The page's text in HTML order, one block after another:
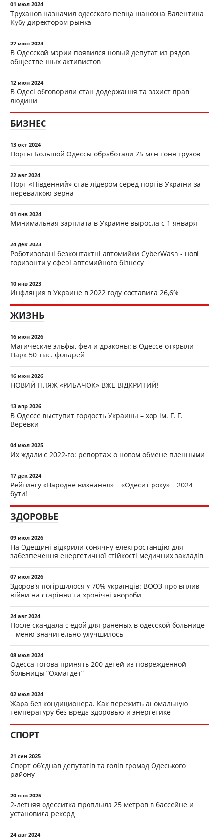
01 июл 2024
Труханов назначил одесского певца шансона Валентина
Кубу директором рынка
27 июн 2024
В Одесской мэрии появился новый депутат из рядов
общественных активистов
12 июн 2024
В Одесі обговорили стан додержання та захист прав
людини
БИЗНЕС
13 окт 2024
Порты Большой Одессы обработали 75 млн тонн грузов
22 авг 2024
Порт «Південний» став лідером серед портів України за
перевалкою зерна
01 янв 2024
Минимальная зарплата в Украине выросла с 1 января
24 дек 2023
Роботизовані безконтактні автомийки CyberWash - нові
горизонти у сфері автомийного бізнесу
10 янв 2023
Инфляция в Украине в 2022 году составила 26,6%
ЖИЗНЬ
16 июн 2026
Магические эльфы, феи и драконы: в Одессе открыли
Парк 50 тыс. фонарей
16 июн 2026
НОВИЙ ПЛЯЖ «РИБАЧОК» ВЖЕ ВІДКРИТИЙ!
13 апр 2026
В Одессе выступит гордость Украины – хор ім. Г. Г.
Верёвки
04 июл 2025
Их ждали с 2022-го: репортаж о новом обмене пленными
17 дек 2024
Рейтингу «Народне визнання» – «Одесит року» – 2024
бути!
ЗДОРОВЬЕ
09 июл 2026
На Одещині відкрили сонячну електростанцію для
забезпечення енергетичної стійкості медичних закладів
07 июл 2026
Здоров'я погіршилося у 70% українців: ВООЗ про вплив
війни на старіння та хронічні хвороби
24 авг 2024
После скандала с едой для раненых в одесской больнице
– меню значительно улучшилось
08 июл 2024
Одесса готова принять 200 детей из поврежденной
больницы “Охматдет”
02 июл 2024
Жара без кондиционера. Как пережить аномальную
температуру без вреда здоровью и энергетике
СПОРТ
21 сен 2025
Спорт об’єднав депутатів та голів громад Одеського
району
20 янв 2025
2-летняя одесситка проплыла 25 метров в бассейне и
установила рекорд
24 авг 2024